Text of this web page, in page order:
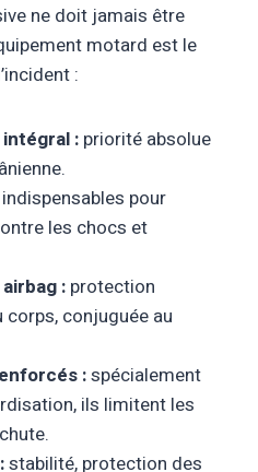
ne doit jamais être
motard est le
:
: priorité absolue
indispensables pour
les chocs et
: protection
conjuguée au
:spécialement
ils limitent les
stabilité, protection des